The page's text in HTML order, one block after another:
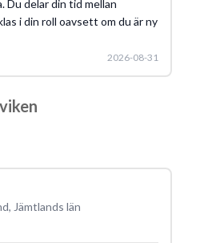
Du delar din tid mellan
i din roll oavsett om du är ny
2026-08-31
Jämtlands län